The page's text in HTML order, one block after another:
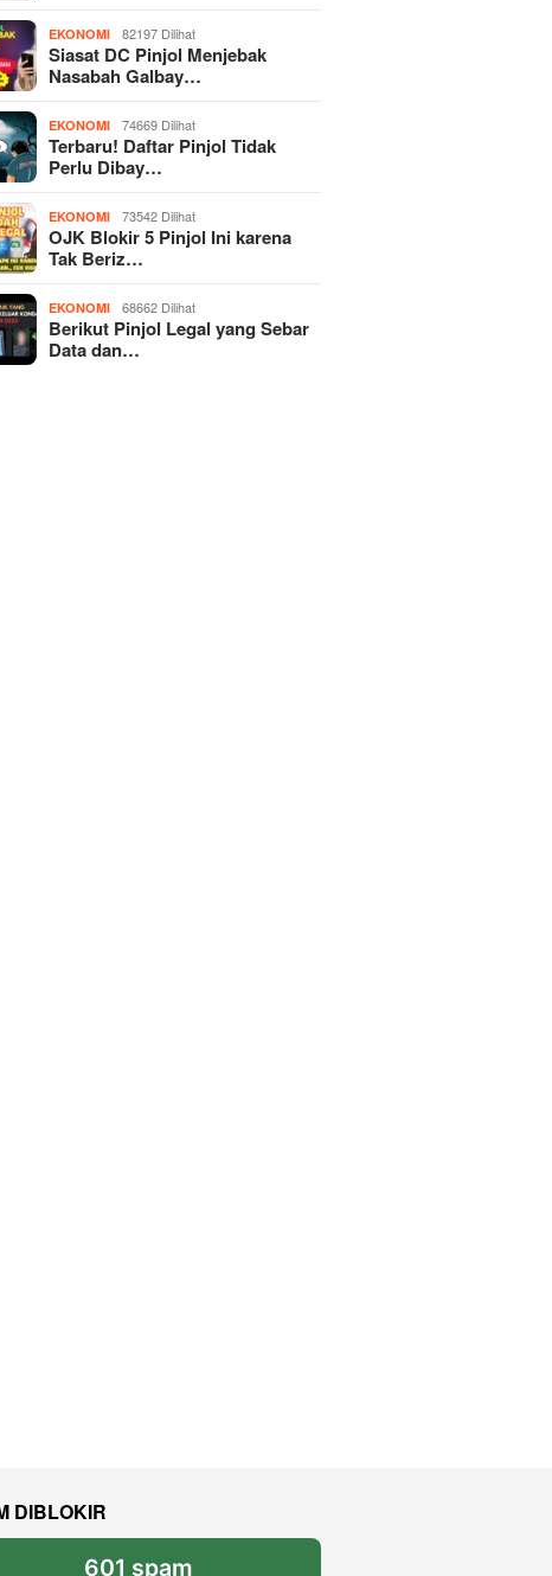
EKONOMI 82197 Dilihat
Siasat DC Pinjol Menjebak
Nasabah Galbay…
EKONOMI 74669 Dilihat
Terbaru! Daftar Pinjol Tidak
Perlu Dibay…
EKONOMI 73542 Dilihat
OJK Blokir 5 Pinjol Ini karena
Tak Beriz…
EKONOMI 68662 Dilihat
Berikut Pinjol Legal yang Sebar
Data dan…
DIBLOKIR
601 spam